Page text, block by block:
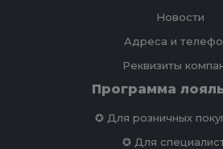
Новости
Адреса и
Реквизиты
Программа
✪ Для розничных
✪ Для